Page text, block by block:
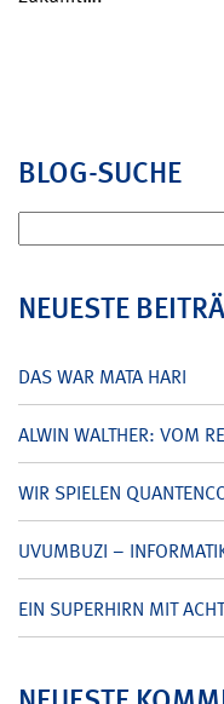
BLOG-SUCHE
nach:
NEUESTE
DAS WAR MATA HARI
ALWIN WALTHER: VOM
WIR SPIELEN
UVUMBUZI –
EIN SUPERHIRN MIT